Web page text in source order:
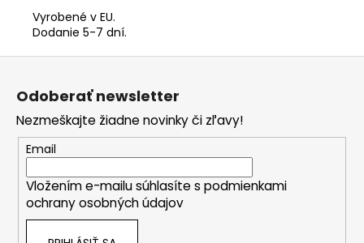
Vyrobené v EU.
Dodanie 5-7 dní.
Odoberať newsletter
Nezmeškajte žiadne novinky či zľavy!
Email
Vložením e-mailu súhlasíte s podmienkami
ochrany osobných údajov